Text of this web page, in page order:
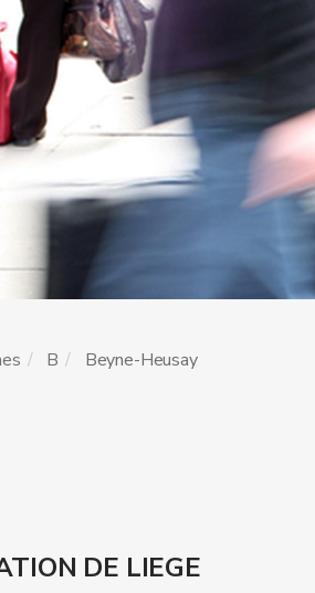
B Beyne-Heusay
DE LIEGE